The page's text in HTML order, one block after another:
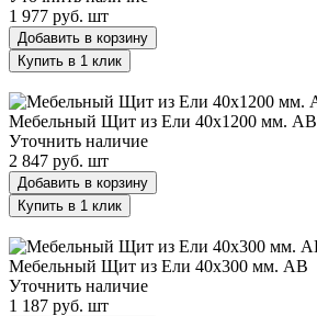
1 977 руб. шт
Добавить в корзину
Купить в 1 клик
Мебельный Щит из Ели 40х1200 мм. AB
Уточнить наличие
2 847 руб. шт
Добавить в корзину
Купить в 1 клик
Мебельный Щит из Ели 40х300 мм. AB
Уточнить наличие
1 187 руб. шт